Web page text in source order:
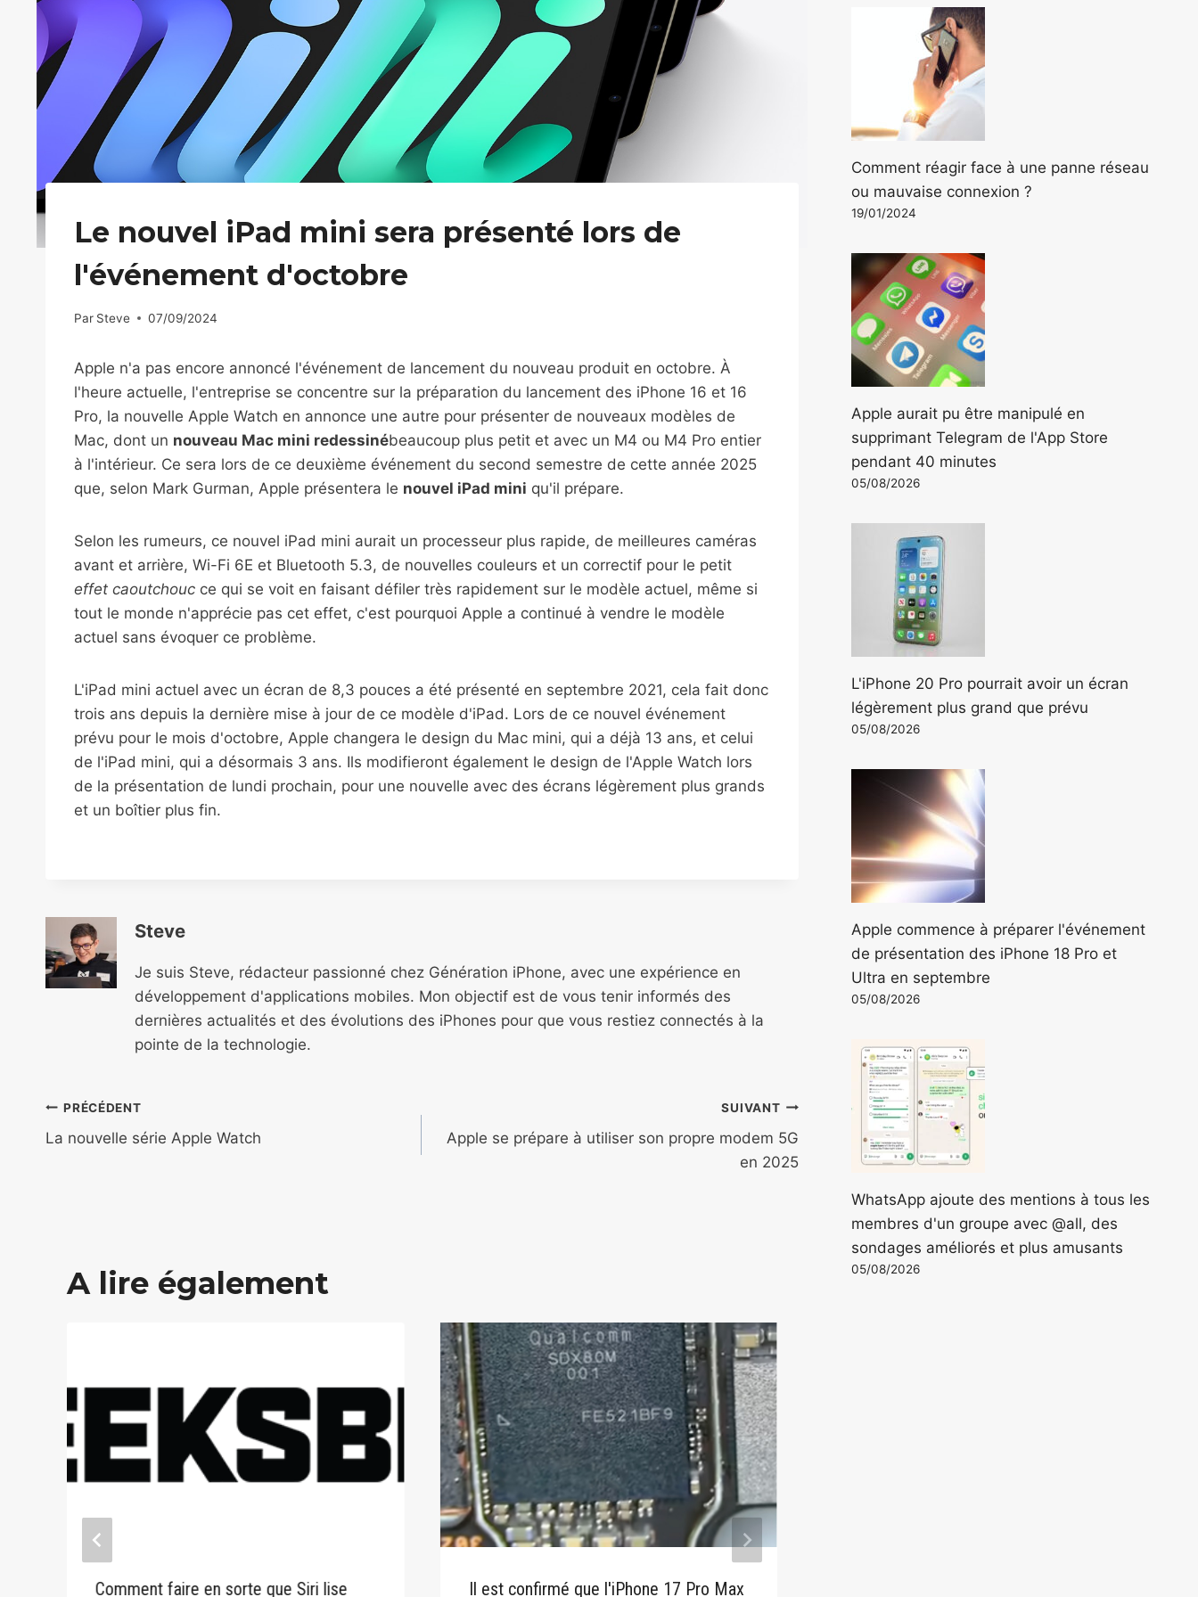
Le nouvel iPad mini sera présenté lors de
l'événement d'octobre
Par Steve 07/09/2024
Apple n'a pas encore annoncé l'événement de lancement du nouveau produit en octobre. À
l'heure actuelle, l'entreprise se concentre sur la préparation du lancement des iPhone 16 et 16
Pro, la nouvelle Apple Watch en annonce une autre pour présenter de nouveaux modèles de
Mac, dont un nouveau Mac mini redessinébeaucoup plus petit et avec un M4 ou M4 Pro entier
à l'intérieur. Ce sera lors de ce deuxième événement du second semestre de cette année 2025
que, selon Mark Gurman, Apple présentera le nouvel iPad mini qu'il prépare.
Selon les rumeurs, ce nouvel iPad mini aurait un processeur plus rapide, de meilleures caméras
avant et arrière, Wi-Fi 6E et Bluetooth 5.3, de nouvelles couleurs et un correctif pour le petit
effet caoutchouc ce qui se voit en faisant défiler très rapidement sur le modèle actuel, même si
tout le monde n'apprécie pas cet effet, c'est pourquoi Apple a continué à vendre le modèle
actuel sans évoquer ce problème.
L'iPad mini actuel avec un écran de 8,3 pouces a été présenté en septembre 2021, cela fait donc
trois ans depuis la dernière mise à jour de ce modèle d'iPad. Lors de ce nouvel événement
prévu pour le mois d'octobre, Apple changera le design du Mac mini, qui a déjà 13 ans, et celui
de l'iPad mini, qui a désormais 3 ans. Ils modifieront également le design de l'Apple Watch lors
de la présentation de lundi prochain, pour une nouvelle avec des écrans légèrement plus grands
et un boîtier plus fin.
Steve
Je suis Steve, rédacteur passionné chez Génération iPhone, avec une expérience en
développement d'applications mobiles. Mon objectif est de vous tenir informés des
dernières actualités et des évolutions des iPhones pour que vous restiez connectés à la
pointe de la technologie.
Navigation
de
PRÉCÉDENT
La nouvelle série Apple Watch
SUIVANT
Apple se prépare à utiliser son propre modem 5G
en 2025
A lire également
Comment faire en sorte que Siri lise
Il est confirmé que l'iPhone 17 Pro Max
Comment réagir face à une panne réseau
ou mauvaise connexion ?
19/01/2024
Apple aurait pu être manipulé en
supprimant Telegram de l'App Store
pendant 40 minutes
05/08/2026
L'iPhone 20 Pro pourrait avoir un écran
légèrement plus grand que prévu
05/08/2026
Apple commence à préparer l'événement
de présentation des iPhone 18 Pro et
Ultra en septembre
05/08/2026
WhatsApp ajoute des mentions à tous les
membres d'un groupe avec @all, des
sondages améliorés et plus amusants
05/08/2026